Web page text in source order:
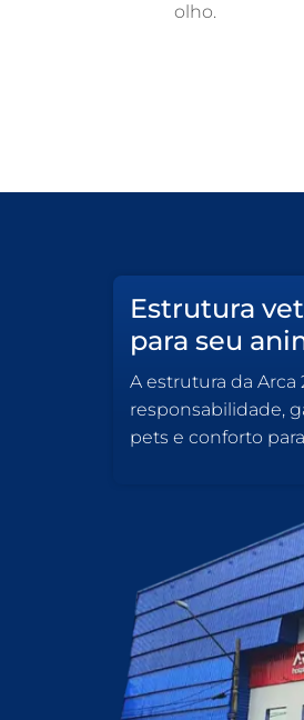
olho.
Estrutura
para seu
A estrutura da
responsabilidade,
pets e conforto